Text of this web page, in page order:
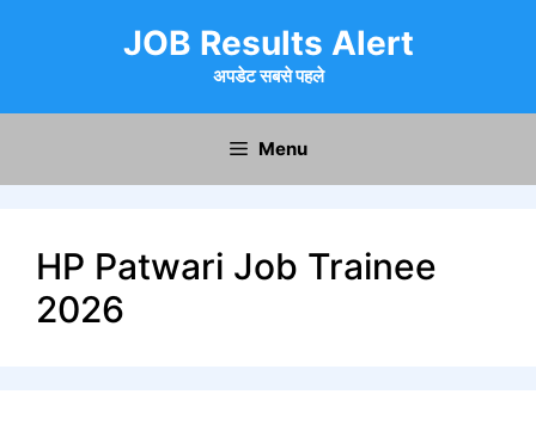
JOB Results Alert
अपडेट सबसे पहले
Menu
HP Patwari Job Trainee
2026